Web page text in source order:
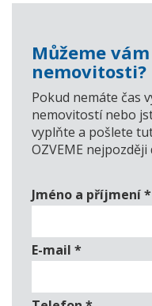
Můžeme
nemovitosti?
Pokud nemáte čas
nemovitostí nebo
vyplňte a pošlete
OZVEME
Jméno a příjmení*
E-mail *